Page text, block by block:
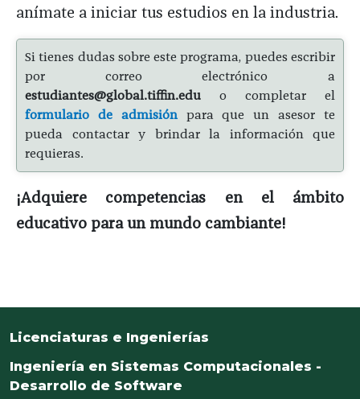
anímate a iniciar tus estudios en la industria.
Si tienes dudas sobre este programa, puedes escribir
por correo electrónico a
estudiantes@global.tiffin.edu o completar el
formulario de admisiónpara que un asesor te
pueda contactar y brindar la información que
requieras.
¡Adquiere competencias en el ámbito
educativo para un mundo cambiante!
Licenciaturas e Ingenierías
Ingeniería en Sistemas Computacionales -
Desarrollo de Software